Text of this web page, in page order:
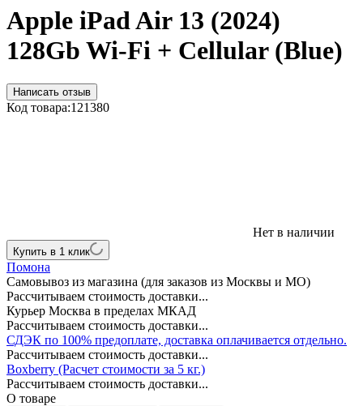
Apple iPad Air 13 (2024)
128Gb Wi-Fi + Cellular (Blue)
Написать отзыв
Код товара:121380
Нет в наличии
Купить в 1 клик
Помона
Самовывоз из магазина (для заказов из Москвы и МО)
Рассчитываем стоимость доставки...
Курьер Москва в пределах МКАД
Рассчитываем стоимость доставки...
СДЭК по 100% предоплате, доставка оплачивается отдельно.
Рассчитываем стоимость доставки...
Boxberry (Расчет стоимости за 5 кг.)
Рассчитываем стоимость доставки...
О товаре